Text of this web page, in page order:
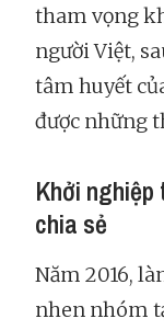
tham vọng
người Việt,
tâm huyết
được những
Khởi
chia sẻ
Năm 2016,
nhen nhóm